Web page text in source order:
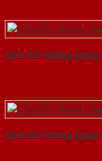
Cửa Gỗ Chống
Cửa Gỗ Chống